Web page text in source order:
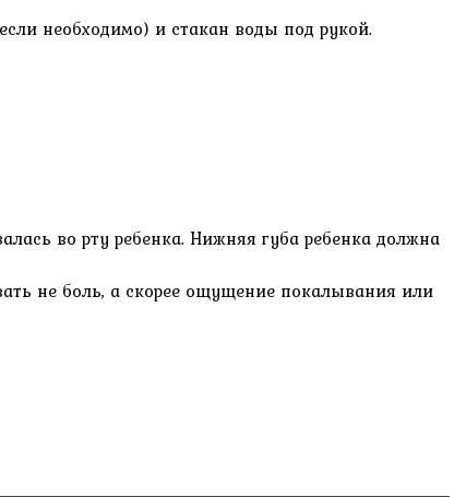
необходимо) и стакан воды под рукой.
во рту ребенка. Нижняя губа ребенка должна
не боль, а скорее ощущение покалывания или